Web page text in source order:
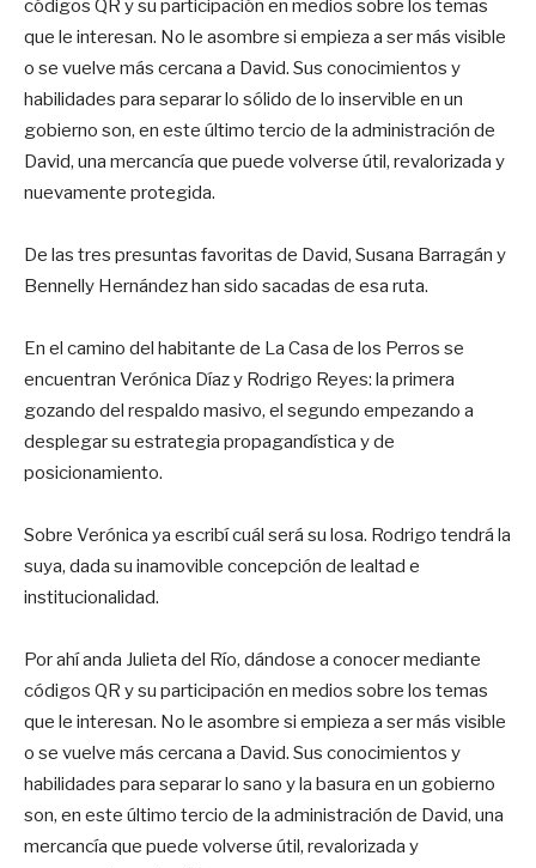
códigos QR y su participación en medios sobre los temas
que le interesan. No le asombre si empieza a ser más visible
o se vuelve más cercana a David. Sus conocimientos y
habilidades para separar lo sólido de lo inservible en un
gobierno son, en este último tercio de la administración de
David, una mercancía que puede volverse útil, revalorizada y
nuevamente protegida.
De las tres presuntas favoritas de David, Susana Barragán y
Bennelly Hernández han sido sacadas de esa ruta.
En el camino del habitante de La Casa de los Perros se
encuentran Verónica Díaz y Rodrigo Reyes: la primera
gozando del respaldo masivo, el segundo empezando a
desplegar su estrategia propagandística y de
posicionamiento.
Sobre Verónica ya escribí cuál será su losa. Rodrigo tendrá la
suya, dada su inamovible concepción de lealtad e
institucionalidad.
Por ahí anda Julieta del Río, dándose a conocer mediante
códigos QR y su participación en medios sobre los temas
que le interesan. No le asombre si empieza a ser más visible
o se vuelve más cercana a David. Sus conocimientos y
habilidades para separar lo sano y la basura en un gobierno
son, en este último tercio de la administración de David, una
mercancía que puede volverse útil, revalorizada y